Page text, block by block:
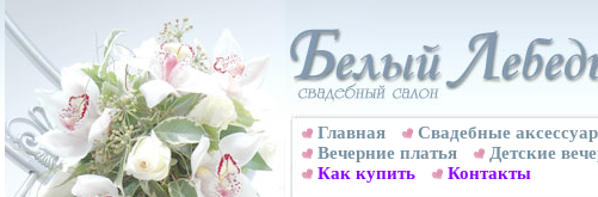
Главная Свадебные
Вечерние платья
Детские
Как купить
Контакты